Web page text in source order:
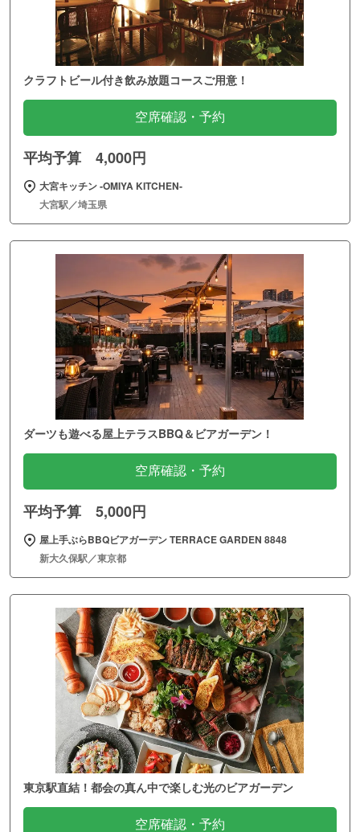
クラフトビール付き飲み放題コースご用意！
空席確認・予約
平均予算 4,000円
大宮キッチン ‐OMIYA KITCHEN‐
大宮駅／埼玉県
ダーツも遊べる屋上テラスBBQ＆ビアガーデン！
空席確認・予約
平均予算 5,000円
屋上手ぶらBBQビアガーデン TERRACE GARDEN 8848
新大久保駅／東京都
東京駅直結！都会の真ん中で楽しむ光のビアガーデン
空席確認・予約